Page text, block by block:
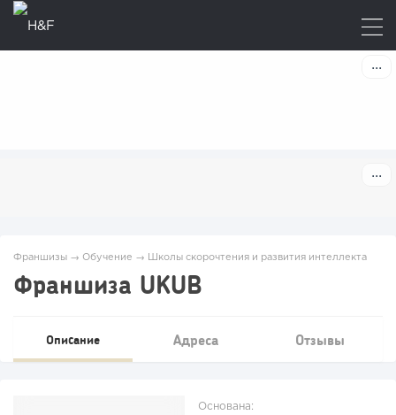
Франшизы → Обучение → Школы скорочтения и развития интеллекта
Франшиза UKUB
Описание Адреса Отзывы
Основана: